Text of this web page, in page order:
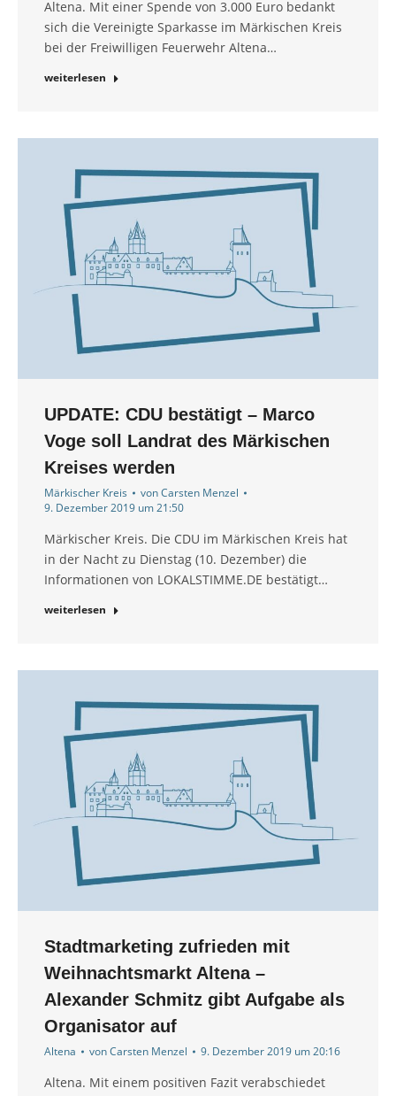
Altena. Mit einer Spende von 3.000 Euro bedankt
sich die Vereinigte Sparkasse im Märkischen Kreis
bei der Freiwilligen Feuerwehr Altena…
weiterlesen
UPDATE: CDU bestätigt – Marco
Voge soll Landrat des Märkischen
Kreises werden
Märkischer Kreis vonCarsten Menzel
9. Dezember 2019 um 21:50
Märkischer Kreis. Die CDU im Märkischen Kreis hat
in der Nacht zu Dienstag (10. Dezember) die
Informationen von LOKALSTIMME.DE bestätigt…
weiterlesen
Stadtmarketing zufrieden mit
Weihnachtsmarkt Altena –
Alexander Schmitz gibt Aufgabe als
Organisator auf
Altena vonCarsten Menzel 9. Dezember 2019 um 20:16
Altena. Mit einem positiven Fazit verabschiedet